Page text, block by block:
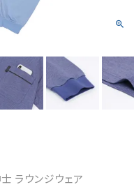
ラウンジウェア